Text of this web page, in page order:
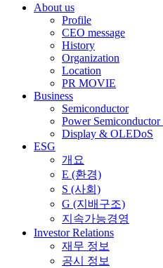
About us
Profile
CEO message
History
Organization
Location
PR MOVIE
Business
Semiconductor
Power
Display & OLEDoS
ESG
개요
E (환경)
S (사회)
G (지배구조)
지속가능경영
Investor Relations
재무 정보
공시 정보